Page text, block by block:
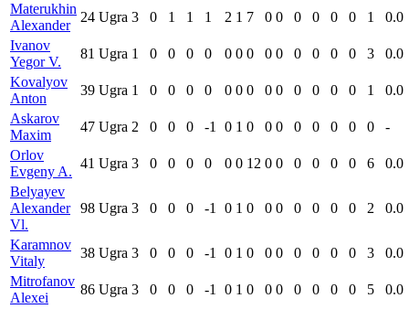
Materukhin
Alexander
24 Ugra 3 0 1 1 1 2 1 7 0 0 0 0 0 0 1
0.0
Ivanov
Yegor V.
81 Ugra 1 0 0 0 0 0 0 0 0 0 0 0 0 0 3
0.0
Kovalyov
Anton
39 Ugra 1 0 0 0 0 0 0 0 0 0 0 0 0 0 1
0.0
Askarov
Maxim
47 Ugra 2 0 0 0 -1 0 1 0 0 0 0 0 0 0 0
-
Orlov
Evgeny A.
41 Ugra 3 0 0 0 0 0 0 12 0 0 0 0 0 0 6
0.0
Belyayev
Alexander
Vl.
98 Ugra 3 0 0 0 -1 0 1 0 0 0 0 0 0 0 2 0.0
Karamnov
Vitaly
38 Ugra 3 0 0 0 -1 0 1 0 0 0 0 0 0 0 3
0.0
Mitrofanov
Alexei
86 Ugra 3 0 0 0 -1 0 1 0 0 0 0 0 0 0 5
0.0